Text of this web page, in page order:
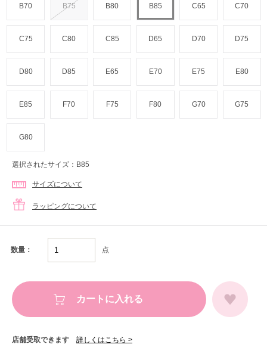
B70 B75 B80 B85 C65 C70
C75 C80 C85 D65 D70 D75
D80 D85 E65 E70 E75 E80
E85 F70 F75 F80 G70 G75
G80
選択されたサイズ：B85
サイズについて
ラッピングについて
数量： 点
カートに入れる
店舗受取できます 詳しくはこちら >